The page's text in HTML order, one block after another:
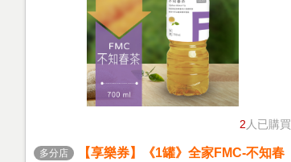
2 人已購買
多分店
【享樂券】《1罐》全家FMC-不知春